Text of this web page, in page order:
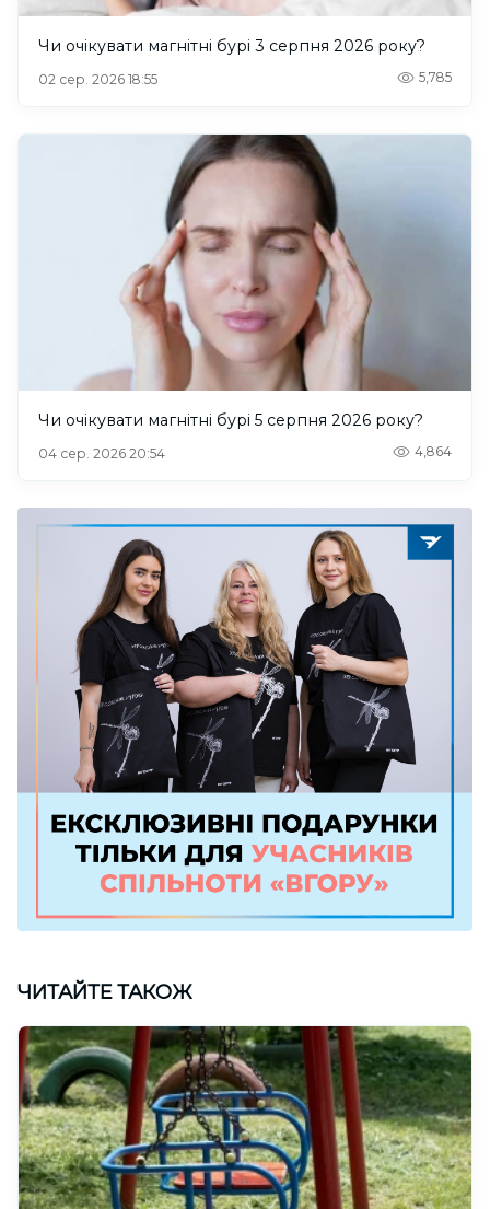
Чи очікувати магнітні бурі 3 серпня 2026 року?
02 сер. 2026 18:55 5,785
Чи очікувати магнітні бурі 5 серпня 2026 року?
04 сер. 2026 20:54 4,864
ЧИТАЙТЕ ТАКОЖ